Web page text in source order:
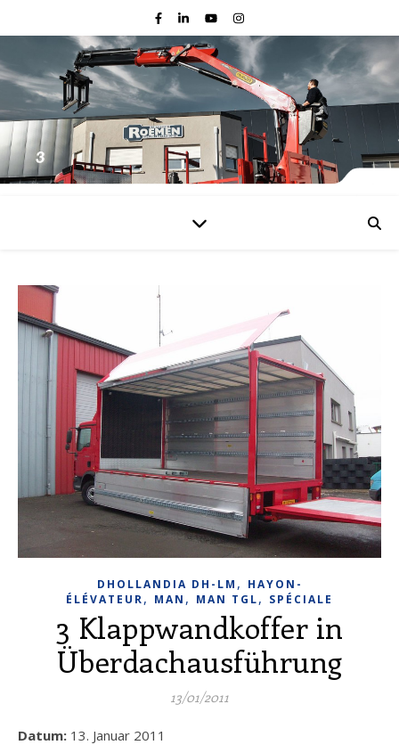
DHOLLANDIA DH-LM , HAYON-
ÉLÉVATEUR, MAN , MAN TGL, SPÉCIALE
3 Klappwandkoffer in
Überdachausführung
13/01/2011
Datum: 13. Januar 2011